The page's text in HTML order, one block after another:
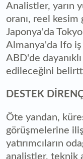
Analistler, yarın
oranı, reel kesim
Japonya'da
Almanya'da Ifo iş
ABD'de
edileceğini
DESTEK
Öte yandan,
görüşmelerine
yatırımcıların
analistler, teknik